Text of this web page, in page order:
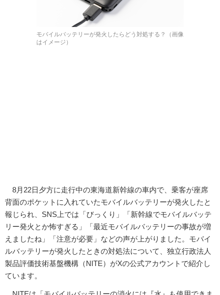
モバイルバッテリーが発火したらどう対処する？（画像
はイメージ）
8月22日夕方に走行中の東海道新幹線の車内で、乗客が座席
背面のポケットに入れていたモバイルバッテリーが発火したと
報じられ、SNS上では「びっくり」「新幹線でモバイルバッテ
リー発火とか怖すぎる」「最近モバイルバッテリーの事故が増
えましたね」「注意が必要」などの声が上がりました。モバイ
ルバッテリーが発火したときの対処法について、独立行政法人
製品評価技術基盤機構（NITE）がXの公式アカウントで紹介し
ています。